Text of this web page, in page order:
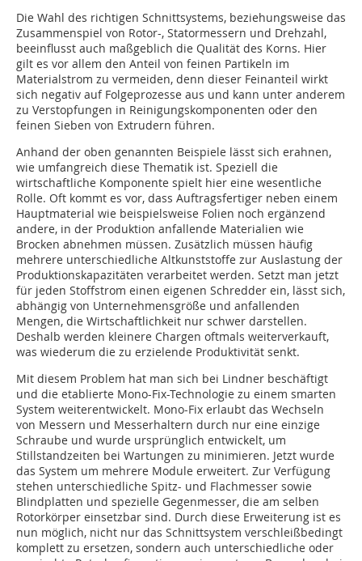
Die Wahl des richtigen Schnittsystems, beziehungsweise das
Zusammenspiel von Rotor-, Statormessern und Drehzahl,
beeinflusst auch maßgeblich die Qualität des Korns. Hier
gilt es vor allem den Anteil von feinen Partikeln im
Materialstrom zu vermeiden, denn dieser Feinanteil wirkt
sich negativ auf Folgeprozesse aus und kann unter anderem
zu Verstopfungen in Reinigungskomponenten oder den
feinen Sieben von Extrudern führen.
Anhand der oben genannten Beispiele lässt sich erahnen,
wie umfangreich diese Thematik ist. Speziell die
wirtschaftliche Komponente spielt hier eine wesentliche
Rolle. Oft kommt es vor, dass Auftragsfertiger neben einem
Hauptmaterial wie beispielsweise Folien noch ergänzend
andere, in der Produktion anfallende Materialien wie
Brocken abnehmen müssen. Zusätzlich müssen häufig
mehrere unterschiedliche Altkunststoffe zur Auslastung der
Produktionskapazitäten verarbeitet werden. Setzt man jetzt
für jeden Stoffstrom einen eigenen Schredder ein, lässt sich,
abhängig von Unternehmensgröße und anfallenden
Mengen, die Wirtschaftlichkeit nur schwer darstellen.
Deshalb werden kleinere Chargen oftmals weiterverkauft,
was wiederum die zu erzielende Produktivität senkt.
Mit diesem Problem hat man sich bei Lindner beschäftigt
und die etablierte Mono-Fix-Technologie zu einem smarten
System weiterentwickelt. Mono-Fix erlaubt das Wechseln
von Messern und Messerhaltern durch nur eine einzige
Schraube und wurde ursprünglich entwickelt, um
Stillstandzeiten bei Wartungen zu minimieren. Jetzt wurde
das System um mehrere Module erweitert. Zur Verfügung
stehen unterschiedliche Spitz- und Flachmesser sowie
Blindplatten und spezielle Gegenmesser, die am selben
Rotorkörper einsetzbar sind. Durch diese Erweiterung ist es
nun möglich, nicht nur das Schnittsystem verschleißbedingt
komplett zu ersetzen, sondern auch unterschiedliche oder